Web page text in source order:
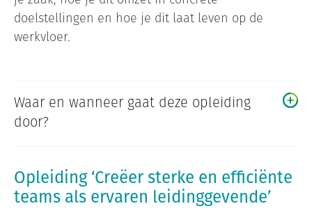
doelstellingen en hoe je dit laat leven op de
werkvloer.
Waar en wanneer gaat deze opleiding
door?
Opleiding ‘Creëer sterke en efficiënte
teams als ervaren leidinggevende’